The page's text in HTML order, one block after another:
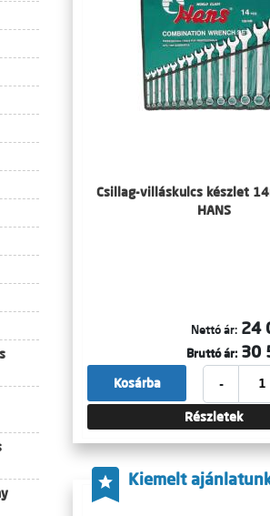
Csillag-villáskulcs készlet
HANS
Nettó ár: 24
Bruttó ár: 30
-
Kosárba
Részletek
Kiemelt